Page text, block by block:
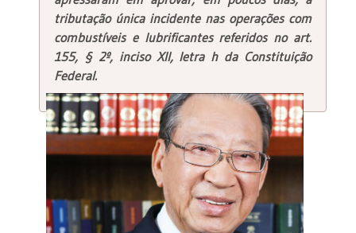
tributação única incidente nas operações com
combustíveis e lubrificantes referidos no art.
155, § 2º, inciso XII, letra h da Constituição
Federal.